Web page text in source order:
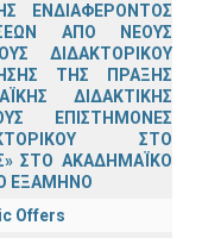
ΕΝΔΙΑΦΕΡΟΝΤΟΣ
ΑΠΟ ΝΕΟΥΣ
ΔΙΔΑΚΤΟΡΙΚΟΥ
ΤΗΣ ΠΡΑΞΗΣ
ΔΙΔΑΚΤΙΚΗΣ
ΕΠΙΣΤΗΜΟΝΕΣ
ΣΤΟ
ΣΤΟ ΑΚΑΔΗΜΑΪΚΟ
ΕΞΑΜΗΝΟ
Offers